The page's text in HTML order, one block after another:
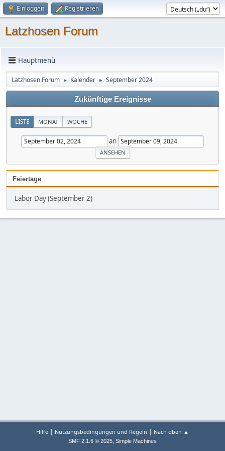
Einloggen Registrieren
Latzhosen Forum
Hauptmenü
Latzhosen Forum ► Kalender ► September 2024
Zukünftige Ereignisse
LISTE MONAT WOCHE
an
Feiertage
Labor Day (September 2)
Hilfe | Nutzungsbedingungen und Regeln | Nach oben ▲
SMF 2.1.6 © 2025, Simple Machines